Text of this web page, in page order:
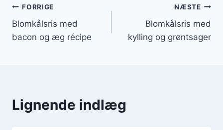
Indlægsnavigation
FORRIGE
Blomkålsris med
bacon og æg récipe
NÆSTE
Blomkålsris med
kylling og grøntsager
Lignende indlæg